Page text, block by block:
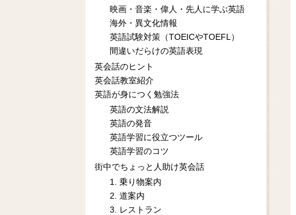
映画・音楽・偉人・先人に学ぶ英語
海外・異文化情報
英語試験対策（TOEICやTOEFL）
間違いだらけの英語表現
英会話のヒント
英会話教室紹介
英語が身につく勉強法
英語の文法解説
英語の発音
英語学習に役立つツール
英語学習のコツ
街中でちょっと人助け英会話
1. 乗り物案内
2. 道案内
3. レストラン